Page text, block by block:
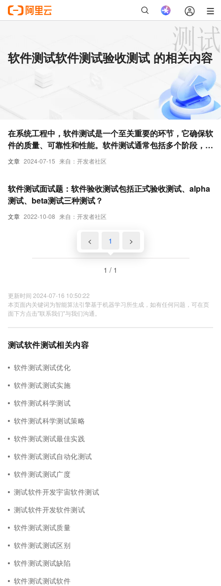
软件测试软件测试验收测试 的相关内容
文章 2024-07-15 来自：开发者社区
在系统工程中，软件测试是一个至关重要的环节，它确保软
件的质量、可靠性和性能。软件测试通常包括多个阶段，如
单元测试、集成测试、系统测试和验收测试等。
文章 2022-10-08 来自：开发者社区
软件测试面试题：软件验收测试包括正式验收测试、alpha
测试、beta测试三种测试？
< 1 >
1 / 1
更新时间 2024-07-16 10:50:22
本页面内关键词为智能算法引擎基于机器学习所生成，如有任何问题，可在页
面下方点击"联系我们"与我们沟通。
测试软件测试相关内容
软件测试测试优化
软件测试测试实施
软件测试科学测试
软件测试科学测试策略
软件测试测试最佳实践
软件测试测试自动化测试
软件测试测试广度
测试软件开发宇宙软件测试
测试软件开发软件测试
软件测试测试质量
软件测试测试区别
软件测试测试缺陷
软件测试测试软件